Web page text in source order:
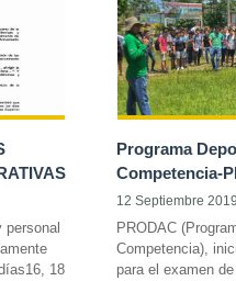
18
Programa
Competencia-
12 Septiembre 2019
PRODAC
Competencia),
para el examen